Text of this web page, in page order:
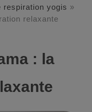
respiration yogis »
relaxante
: la